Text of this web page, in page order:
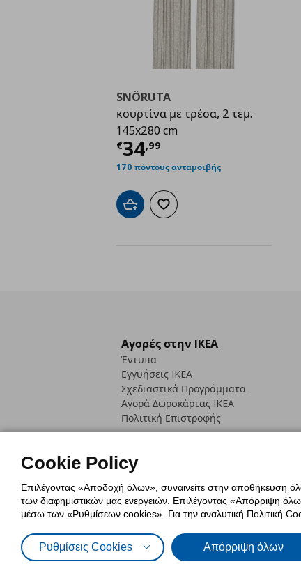
SNÖRUTA
κουρτίνα με τρέσα, 2 τεμ.
145x280 cm
€34,99
Τρέχουσα τιμή
170 πόντους ανταμοιβής
Προσθήκη στο καλάθι
Προσθήκη στα αγαπημένα
Αγορές στην IKEA
Έντυπα
Εγγυήσεις IKEA
Σχεδιαστικά Προγράμματα
Αγορά Δωρoκάρτας IKEA
Πολιτική Επιστροφής
Πολιτική Cookies Δήλωση
Cookie Policy
Επιλέγοντας «Αποδοχή όλων», συναινείτε στην αποθήκευση
των διαφημιστικών μας ενεργειών. Επιλέγοντας «Απόρριψη
μέσω των «Ρυθμίσεων cookies». Για την αναλυτική Πολιτική
Ρυθμίσεις Cookies Απόρριψη όλων